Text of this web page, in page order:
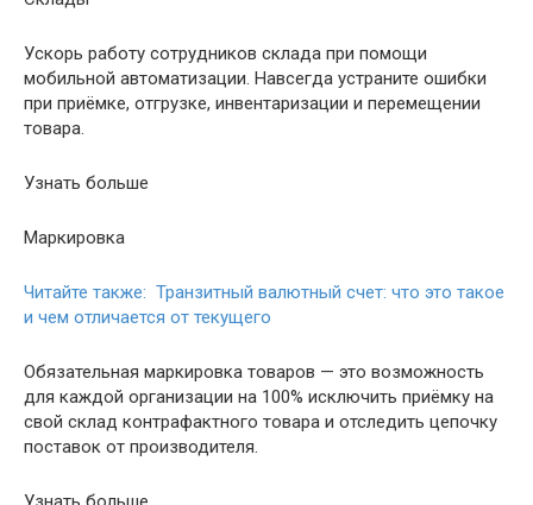
Ускорь работу сотрудников склада при помощи
мобильной автоматизации. Навсегда устраните ошибки
при приёмке, отгрузке, инвентаризации и перемещении
товара.
Узнать больше
Маркировка
Читайте также: Транзитный валютный счет: что это такое
и чем отличается от текущего
Обязательная маркировка товаров — это возможность
для каждой организации на 100% исключить приёмку на
свой склад контрафактного товара и отследить цепочку
поставок от производителя.